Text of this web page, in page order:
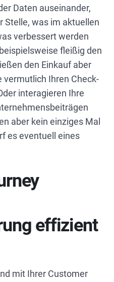
Daten auseinander,
Stelle, was im aktuellen
verbessert werden
fleißig den
den Einkauf aber
vermutlich Ihren Check-
interagieren Ihre
aber kein einziges Mal
es eventuell eines
effizient
mit Ihrer Customer